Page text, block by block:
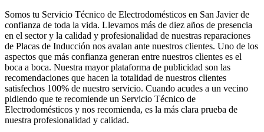
Somos tu Servicio Técnico de Electrodomésticos en San Javier de
confianza de toda la vida. Llevamos más de diez años de presencia
en el sector y la calidad y profesionalidad de nuestras reparaciones
de Placas de Inducción nos avalan ante nuestros clientes. Uno de los
aspectos que más confianza generan entre nuestros clientes es el
boca a boca. Nuestra mayor plataforma de publicidad son las
recomendaciones que hacen la totalidad de nuestros clientes
satisfechos 100% de nuestro servicio. Cuando acudes a un vecino
pidiendo que te recomiende un Servicio Técnico de
Electrodomésticos y nos recomienda, es la más clara prueba de
nuestra profesionalidad y calidad.